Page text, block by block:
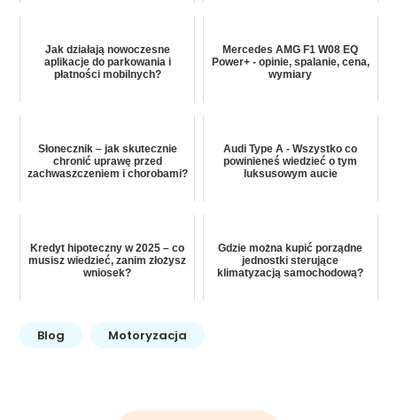
Jak działają nowoczesne
aplikacje do parkowania i
płatności mobilnych?
Mercedes AMG F1 W08 EQ
Power+ - opinie, spalanie, cena,
wymiary
Słonecznik – jak skutecznie
chronić uprawę przed
zachwaszczeniem i chorobami?
Audi Type A - Wszystko co
powinieneś wiedzieć o tym
luksusowym aucie
Kredyt hipoteczny w 2025 – co
musisz wiedzieć, zanim złożysz
wniosek?
Gdzie można kupić porządne
jednostki sterujące
klimatyzacją samochodową?
Blog Motoryzacja